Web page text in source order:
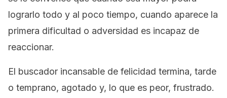
lograrlo todo y al poco tiempo, cuando aparece la
primera dificultad o adversidad es incapaz de
reaccionar.
El buscador incansable de felicidad termina, tarde
o temprano, agotado y, lo que es peor, frustrado.